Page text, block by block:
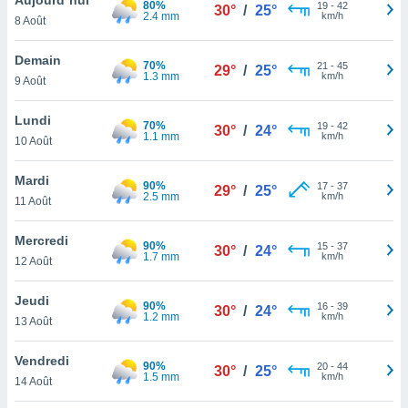
et
»,
au
vous
qu'ils
ou
le
ainsi
un
la
du
8 Août
80%
2.4 mm
30° / 25° 19- 42
km/h
Demain
9 Août
70%
1.3 mm
29° / 25° 21 - 45
km/h
Lundi
10 Août
70%
1.1 mm
30° / 24° 19- 42
km/h
Mardi
11 Août
90%
2.5 mm
29° / 25° 17- 37
km/h
Mercredi
12 Août
90%
1.7 mm
30° / 24° 15- 37
km/h
Jeudi
13 Août
90%
1.2 mm
30° / 24° 16- 39
km/h
Vendredi
14 Août
90%
1.5 mm
30° / 25° 20- 44
km/h